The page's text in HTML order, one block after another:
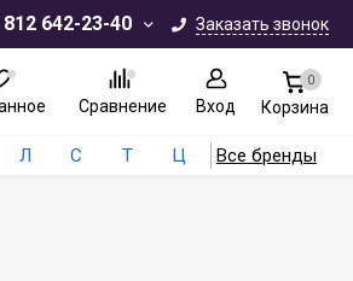
812 642-23-40 Заказать звонок
Сравнение Вход
0
Корзина
Л С Т Ц Все бренды